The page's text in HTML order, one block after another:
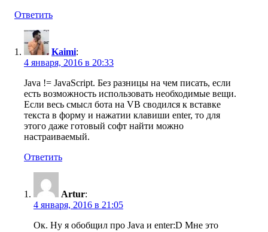
Ответить
Kaimi:
4 января, 2016 в 20:33
Java != JavaScript. Без разницы на чем писать, если
есть возможность использовать необходимые вещи.
Если весь смысл бота на VB сводился к вставке
текста в форму и нажатии клавиши enter, то для
этого даже готовый софт найти можно
настраиваемый.
Ответить
Artur:
4 января, 2016 в 21:05
Ок. Ну я обобщил про Java и enter:D Мне это